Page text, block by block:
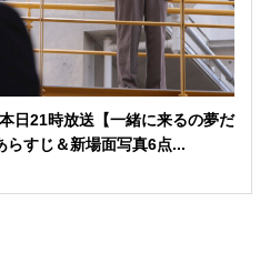
日21時放送【一緒に来るの夢だ
すじ＆新場面写真6点...